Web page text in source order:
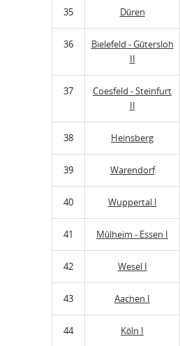
35 Düren
36
Bielefeld - Gütersloh
II
37
Coesfeld - Steinfurt
II
38 Heinsberg
39 Warendorf
40 Wuppertal I
41 Mülheim - Essen I
42 Wesel I
43 Aachen I
44 Köln I